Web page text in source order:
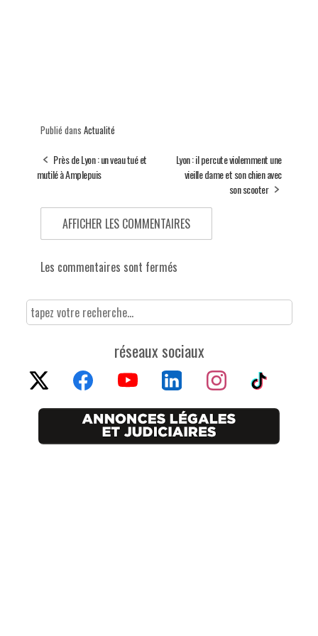
Publié dans Actualité
Près de Lyon : un veau tué et
mutilé à Amplepuis
Lyon : il percute violemment une
vieille dame et son chien avec
son scooter
AFFICHER LES COMMENTAIRES
Les commentaires sont fermés
réseaux sociaux